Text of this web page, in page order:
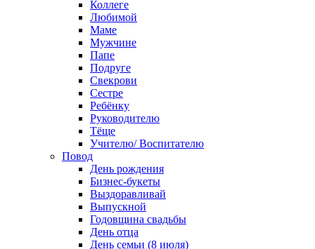
Коллеге
Любимой
Маме
Мужчине
Папе
Подруге
Свекрови
Сестре
Ребёнку
Руководителю
Тёще
Учителю/ Воспитателю
Повод
День рождения
Бизнес-букеты
Выздоравливай
Выпускной
Годовщина свадьбы
День отца
День семьи (8 июля)